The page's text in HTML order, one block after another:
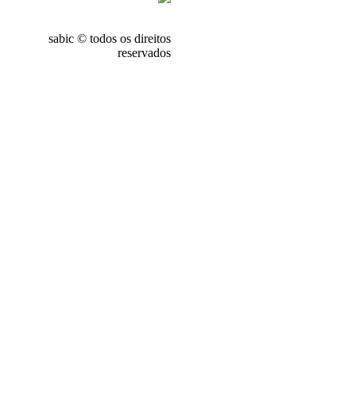
sabic © todos os direitos
reservados